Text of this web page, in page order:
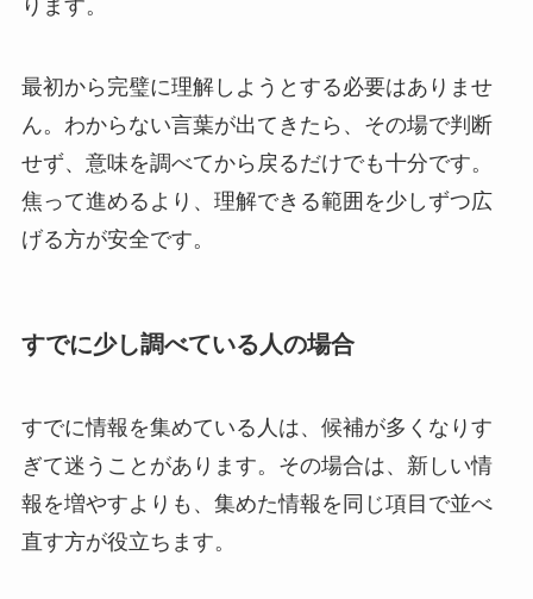
ります。
最初から完璧に理解しようとする必要はありませ
ん。わからない言葉が出てきたら、その場で判断
せず、意味を調べてから戻るだけでも十分です。
焦って進めるより、理解できる範囲を少しずつ広
げる方が安全です。
すでに少し調べている人の場合
すでに情報を集めている人は、候補が多くなりす
ぎて迷うことがあります。その場合は、新しい情
報を増やすよりも、集めた情報を同じ項目で並べ
直す方が役立ちます。